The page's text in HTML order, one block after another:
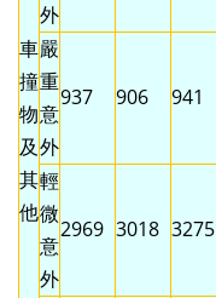
車
撞
物
及
其
他
外
嚴
重
意
外
937 906 941
輕
微
意
外
2969 3018 3275